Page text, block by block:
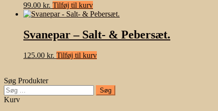
99.00 kr. Tilføj til kurv
Svanepar – Salt- & Pebersæt.
125.00 kr. Tilføj til kurv
Søg Produkter
Søg
efter:
Kurv